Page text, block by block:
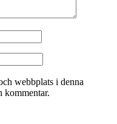
webbplats i denna
kommentar.